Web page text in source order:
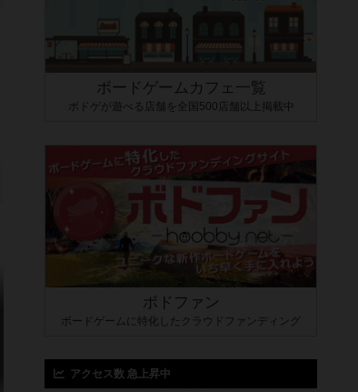
ボードゲームカフェ一覧
ボドゲが遊べる店舗を全国500店舗以上掲載中
ボドファン
ボードゲームに特化したクラウドファンディング
アクセス数 急上昇中